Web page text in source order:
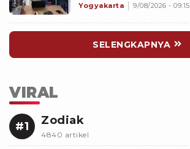
Yogyakarta 9/08/2026 - 09:15
SELENGKAPNYA
VIRAL
#1 Zodiak
4840 artikel